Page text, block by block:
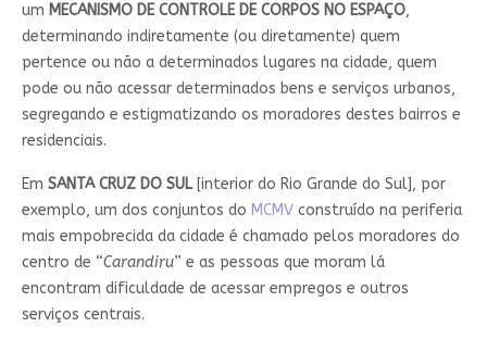
um MECANISMO DE CONTROLE DE CORPOS NO ESPAÇO,
determinando indiretamente (ou diretamente) quem
pertence ou não a determinados lugares na cidade, quem
pode ou não acessar determinados bens e serviços urbanos,
segregando e estigmatizando os moradores destes bairros e
residenciais.
Em SANTA CRUZ DO SUL[interior do Rio Grande do Sul], por
exemplo, um dos conjuntos do MCMVconstruído na periferia
mais empobrecida da cidade é chamado pelos moradores do
centro de “Carandiru” e as pessoas que moram lá
encontram dificuldade de acessar empregos e outros
serviços centrais.